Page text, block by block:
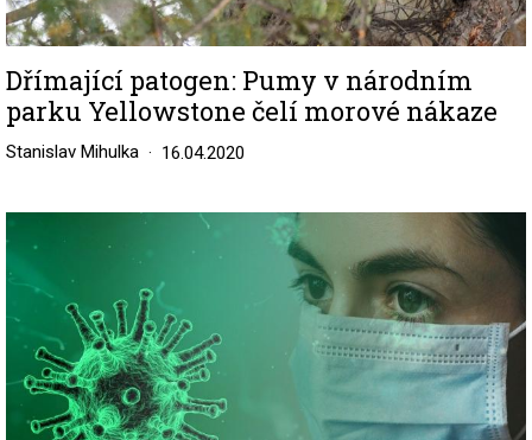
Dřímající patogen: Pumy v národním
parku Yellowstone čelí morové nákaze
Stanislav Mihulka 16.04.2020